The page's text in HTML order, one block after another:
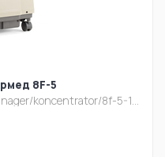
8F-5
koncentrator/8f-5-1.jpg